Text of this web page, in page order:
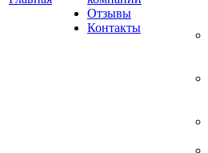
Отзывы
Контакты